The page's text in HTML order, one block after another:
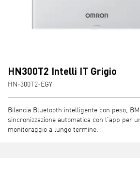
HN300T2 Intelli IT Grigio
HN-300T2-EGY
Bilancia Bluetooth intelligente con peso,
sincronizzazione automatica con l'app per
monitoraggio a lungo termine.